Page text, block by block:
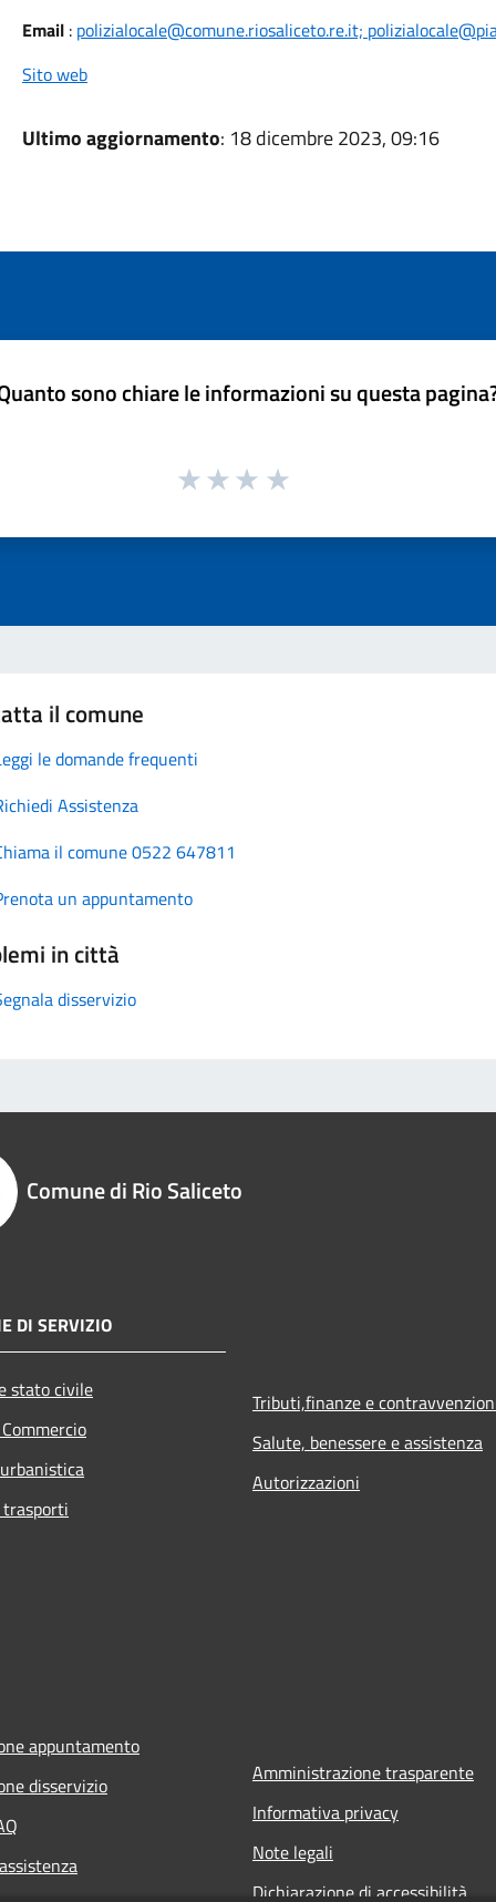
Email: polizialocale@comune.riosaliceto.re.it;
Sito web
Ultimo aggiornamento: 18 dicembre 2023, 09:16
sono chiare le informazioni su questa
il comune
le domande frequenti
Assistenza
il comune 0522 647811
un appuntamento
in città
disservizio
Comune di Rio Saliceto
DI SERVIZIO
stato civile
Tributi,finanze e
Salute, benessere e assistenza
Autorizzazioni
appuntamento
disservizio
Amministrazione trasparente
Informativa privacy
Note legali
Dichiarazione di accessibilità